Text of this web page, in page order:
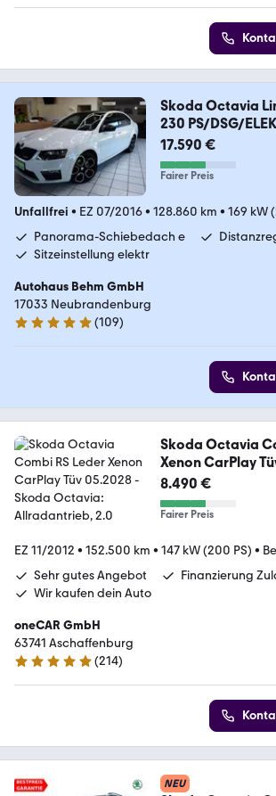
Skoda Octavia
230 PS/DSG/
17.590 €
Fairer Preis
Unfallfrei • EZ 07/2016• 128.860 km • 169 kW
Panorama-Schiebedach e
Sitzeinstellung elektr
Autohaus Behm GmbH
17033 Neubrandenburg
5 Sterne
(109)
Skoda Octavia
Xenon CarPlay
8.490 €
Fairer Preis
EZ 11/2012 • 152.500 km • 147 kW (200 PS) •
Sehr gutes Angebot
Finanzierung
Wir kaufen dein Auto
oneCAR GmbH
63741 Aschaffenburg
4.8 Sterne
(214)
NEU